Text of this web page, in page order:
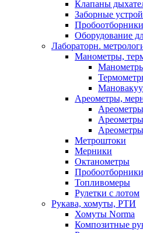
Клапаны
Заборные
Пробоотборники
Оборудование
Лабораторн.
Манометры,
Ареометры,
Метроштоки
Мерники
Октанометры
Пробоотборники
Топливомеры
Рулетки с лотом
Рукава, хомуты, РТИ
Хомуты Norma
Композитные